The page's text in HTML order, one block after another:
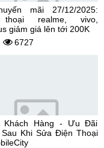
mãi 27/12/2025:
realme, vivo,
giảm giá lên tới 200K
6727
Khách Hàng - Ưu Đãi
Sau Khi Sửa Điện Thoại